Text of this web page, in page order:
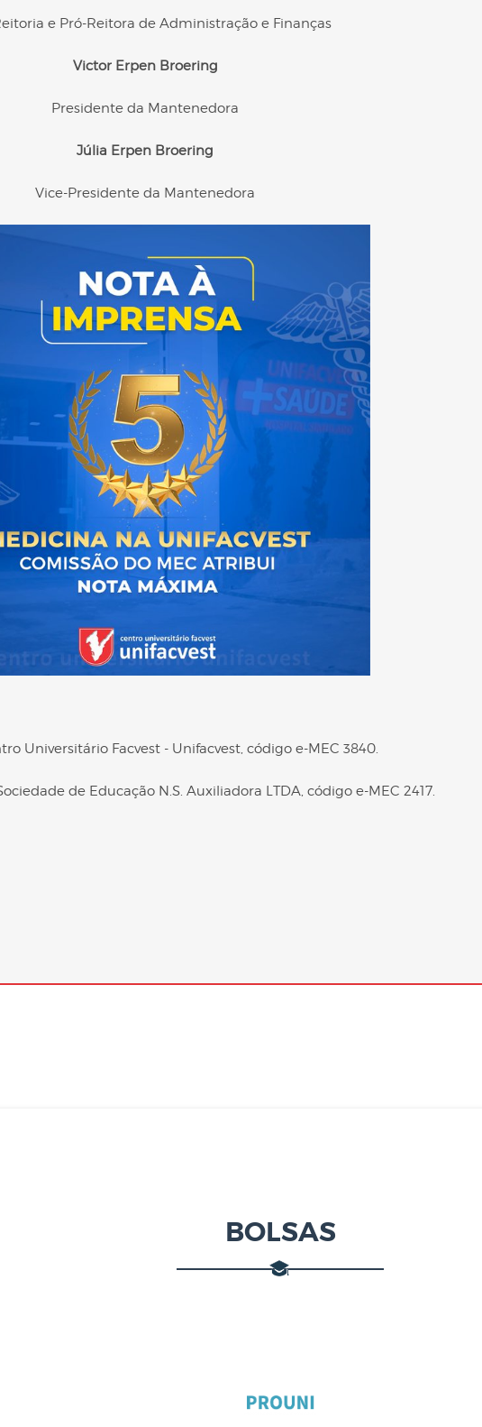
e Pró-Reitora de Administração e Finanças
Victor Erpen Broering
Presidente da Mantenedora
Júlia Erpen Broering
Vice-Presidente da Mantenedora
Universitário Facvest - Unifacvest, código e-MEC 3840.
de Educação N.S. Auxiliadora LTDA, código e-MEC 2417.
BOLSAS